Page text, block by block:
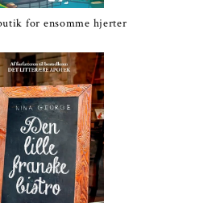
for ensomme hjerter